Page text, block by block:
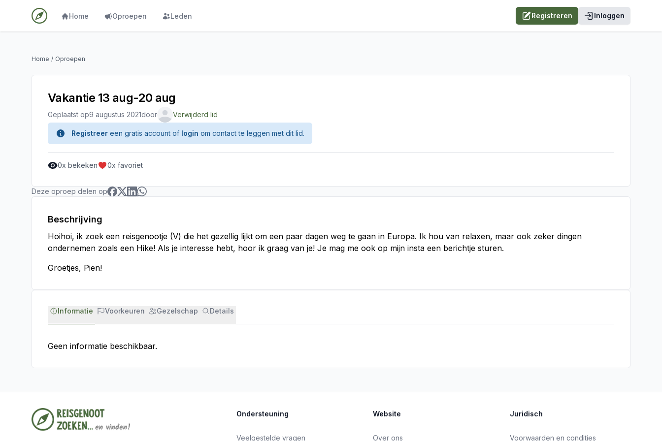
Home Oproepen Leden Registreren Inloggen
Home / Oproepen
Vakantie 13 aug-20 aug
Geplaatst op9 augustus 2021door Verwijderd lid
Registreer een gratis account of login om contact te leggen met dit lid.
0x bekeken 0x favoriet
Deze oproep delen op
Beschrijving
Hoihoi, ik zoek een reisgenootje (V) die het gezellig lijkt om een paar dagen weg te gaan in Europa. Ik hou van relaxen, maar ook zeker dingen
ondernemen zoals een Hike! Als je interesse hebt, hoor ik graag van je! Je mag me ook op mijn insta een berichtje sturen.
Groetjes, Pien!
Informatie Voorkeuren Gezelschap Details
Geen informatie beschikbaar.
Ondersteuning
Veelgestelde vragen
Website
Over ons
Juridisch
Voorwaarden en condities